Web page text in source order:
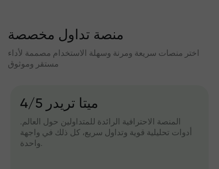
منصة تداول مخصصة
اختر منصات سريعة ومرنة وسهلة الاستخدام مصممة لأداء
مستقر وموثوق
میتا تریدر 4/5
المنصة الاحترافية الرائدة للمتداولين حول العالم.
أدوات تحليلية قوية وتداول سريع، كل ذلك في واجهة
واحدة.